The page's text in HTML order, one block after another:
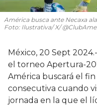
América busca ante Necaxa
Foto: Ilustrativa/ X/
México, 20 Sept
el torneo Apertura-
América buscará el
consecutiva cuando
jornada en la que el